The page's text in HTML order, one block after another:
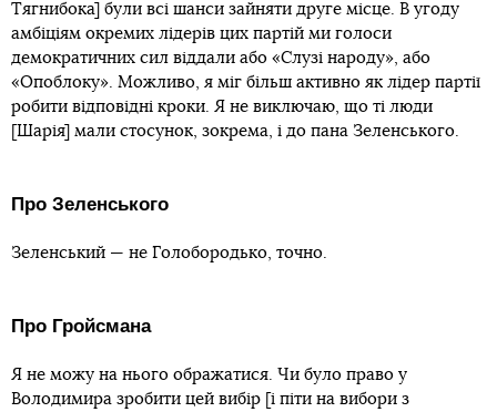
Тягнибока] були всі шанси зайняти друге місце. В угоду
амбіціям окремих лідерів цих партій ми голоси
демократичних сил віддали або «Слузі народу», або
«Опоблоку». Можливо, я міг більш активно як лідер партії
робити відповідні кроки. Я не виключаю, що ті люди
[Шарія] мали стосунок, зокрема, і до пана Зеленського.
Про Зеленського
Зеленський — не Голобородько, точно.
Про Гройсмана
Я не можу на нього ображатися. Чи було право у
Володимира зробити цей вибір [і піти на вибори з